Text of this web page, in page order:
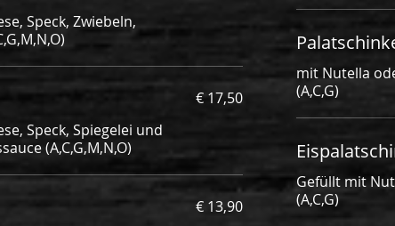
Speck, Zwiebeln,
Speck, Spiegelei und
(A,C,G,M,N,O)
€ 17,50
€ 13,90
mit Nutella
(A,C,G)
Gefüllt mit
(A,C,G)